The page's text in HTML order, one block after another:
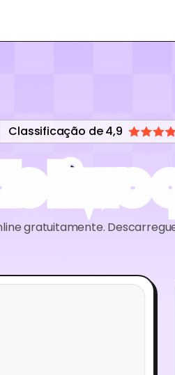
Classificação de 4,9
livro
gratuitamente.